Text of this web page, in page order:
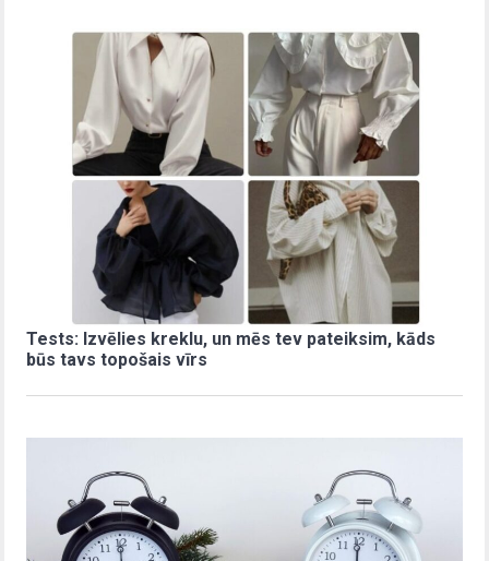
Tests: Izvēlies kreklu, un mēs tev pateiksim, kāds
būs tavs topošais vīrs